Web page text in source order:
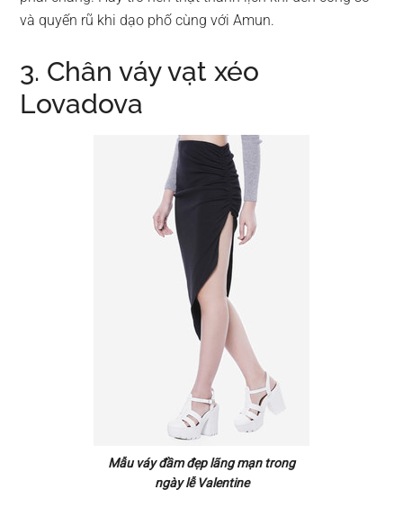
và quyến rũ khi dạo phố cùng với Amun.
3. Chân váy vạt xéo
Lovadova
Mẫu váy đầm đẹp lãng mạn trong
ngày lễ Valentine